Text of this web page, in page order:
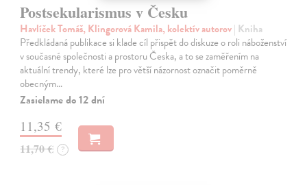
Postsekularismus v Česku
Havlíček Tomáš, Klingorová Kamila, kolektív autorov| Kniha
Předkládaná publikace si klade cíl přispět do diskuze o roli náboženství
v současné společnosti a prostoru Česka, a to se zaměřením na
aktuální trendy, které lze pro větší názornost označit poměrně
obecným…
Zasielame do 12 dní
11,35 €
11,70 € ?